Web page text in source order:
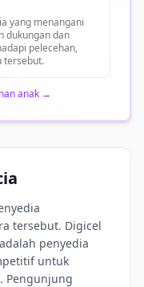
yang menangani
dukungan dan
pelecehan,
tersebut.
anak →
tersebut. Digicel
penyedia
untuk
Pengunjung